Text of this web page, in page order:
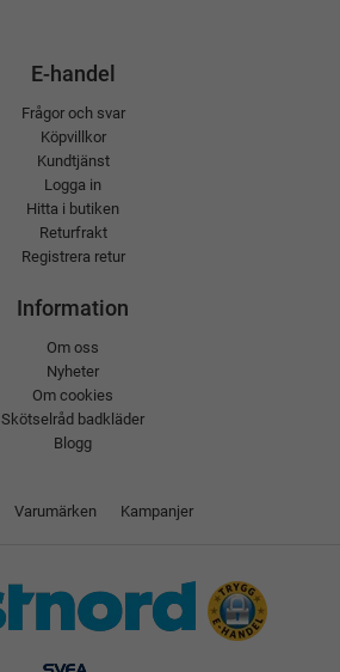
E-handel
Frågor och svar
Köpvillkor
Kundtjänst
Logga in
Hitta i butiken
Returfrakt
Registrera retur
Information
Om oss
Nyheter
Om cookies
Skötselråd badkläder
Blogg
Varumärken Kampanjer